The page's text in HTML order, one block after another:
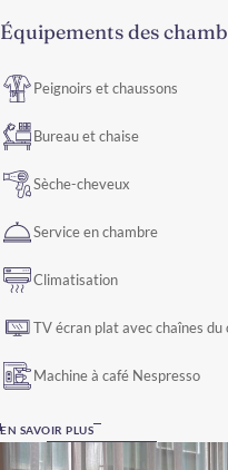
Équipements des
Peignoirs et chaussons
Bureau et chaise
Sèche-cheveux
Service en chambre
Climatisation
TV écran plat avec chaînes du
Machine à café Nespresso
EN SAVOIR PLUS